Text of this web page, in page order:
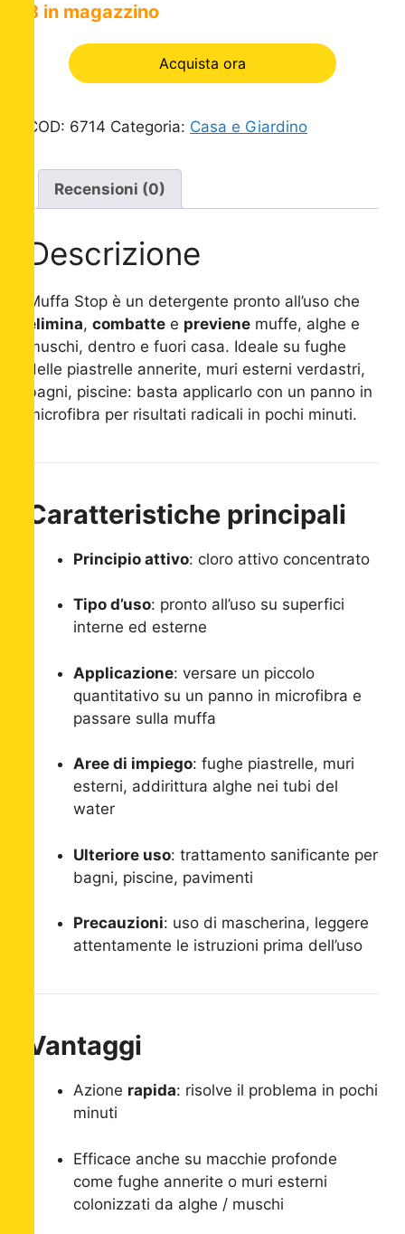
8 in magazzino
Acquista ora
COD: 6714 Categoria: Casa e Giardino
Recensioni (0)
Descrizione
Muffa Stop è un detergente pronto all’uso che
elimina, combatte e previene muffe, alghe e
muschi, dentro e fuori casa. Ideale su fughe
delle piastrelle annerite, muri esterni verdastri,
bagni, piscine: basta applicarlo con un panno in
microfibra per risultati radicali in pochi minuti.
Caratteristiche principali
Principio attivo: cloro attivo concentrato
Tipo d’uso: pronto all’uso su superfici
interne ed esterne
Applicazione: versare un piccolo
quantitativo su un panno in microfibra e
passare sulla muffa
Aree di impiego: fughe piastrelle, muri
esterni, addirittura alghe nei tubi del
water
Ulteriore uso: trattamento sanificante per
bagni, piscine, pavimenti
Precauzioni: uso di mascherina, leggere
attentamente le istruzioni prima dell’uso
Vantaggi
Azione rapida: risolve il problema in pochi
minuti
Efficace anche su macchie profonde
come fughe annerite o muri esterni
colonizzati da alghe / muschi